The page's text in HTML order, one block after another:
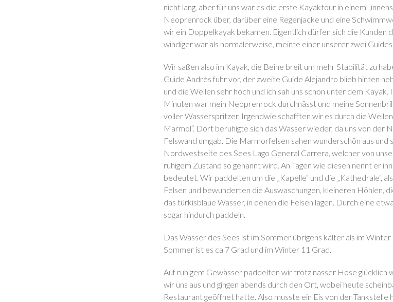
nicht lang, aber für uns war es die erste Kayaktour in einem
Neoprenrock über, darüber eine Regenjacke und eine
wir ein Doppelkayak bekamen. Eigentlich dürfen sich die Kunden
windiger war als normalerweise, meinte einer unserer zwei
Wir saßen also im Kayak, die Beine breit um mehr Stabilität zu
Guide Andrés fuhr vor, der zweite Guide Alejandro blieb hinten
und die Wellen sehr hoch und ich sah uns schon unter dem Kayak.
Minuten war mein Neoprenrock durchnässt und meine
voller Wasserspritzer. Irgendwie schafften wir es durch die
Marmol“. Dort beruhigte sich das Wasser wieder, da uns von der
Felswand umgab. Die Marmorfelsen sahen wunderschön aus und
Nordwestseite des Sees Lago General Carrera, welcher von
ruhigem Zustand so genannt wird. An Tagen wie diesen nennt er
bedeutet. Wir paddelten um die „Kapelle“ und die „Kathedrale“,
Felsen und bewunderten die Auswaschungen, kleineren Höhlen,
das türkisblaue Wasser, in denen die Felsen lagen. Durch eine
sogar hindurch paddeln.
Das Wasser des Sees ist im Sommer übrigens kälter als im
Sommer ist es ca 7 Grad und im Winter 11 Grad.
Auf ruhigem Gewässer paddelten wir trotz nasser Hose glücklich
wir uns aus und gingen abends durch den Ort, wobei heute
Restaurant geöffnet hatte. Also musste ein Eis von der Tankstelle